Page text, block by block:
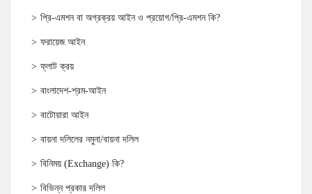
প্রি-এমশন বা অগ্রক্রয় আইন ও প্রয়োগ/প্রি-এমশন কি?
ফরায়েজ আইন
ফ্লাট ক্রয়
বাংলাদেশ-শ্রম-আইন
বাটোয়ারা আইন
বায়না দলিলের নমুনা/বায়না দলিল
বিনিময় (Exchange) কি?
বিভিন্ন প্রকার দলিল